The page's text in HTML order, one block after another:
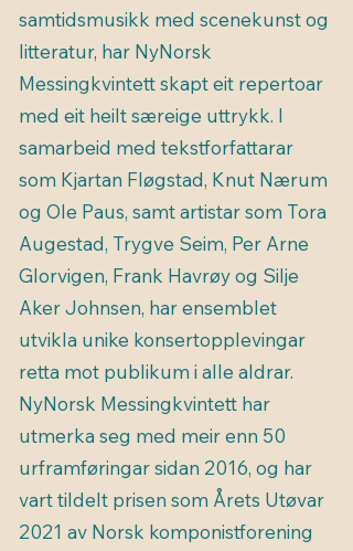
samtidsmusikk med scenekunst og
litteratur, har NyNorsk
Messingkvintett skapt eit repertoar
med eit heilt særeige uttrykk. I
samarbeid med tekstforfattarar
som Kjartan Fløgstad, Knut Nærum
og Ole Paus, samt artistar som Tora
Augestad, Trygve Seim, Per Arne
Glorvigen, Frank Havrøy og Silje
Aker Johnsen, har ensemblet
utvikla unike konsertopplevingar
retta mot publikum i alle aldrar.
NyNorsk Messingkvintett har
utmerka seg med meir enn 50
urframføringar sidan 2016, og har
vart tildelt prisen som Årets Utøvar
2021 av Norsk komponistforening